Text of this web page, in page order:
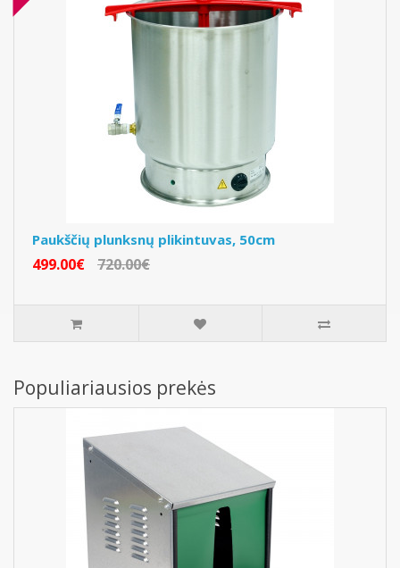
Paukščių plunksnų plikintuvas, 50cm
499.00€ 720.00€
Populiariausios prekės